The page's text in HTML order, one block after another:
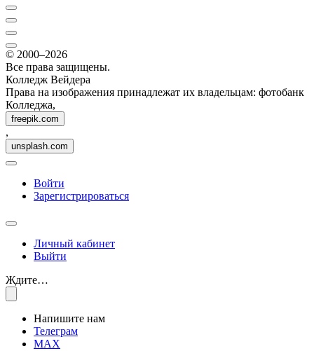
© 2000–2026
Все права защищены.
Колледж Вейдера
Права на изображения принадлежат их владельцам: фотобанк
Колледжа,
freepik.com
,
unsplash.com
Войти
Зарегистрироваться
Личный кабинет
Выйти
Ждите…
Напишите нам
Телеграм
MAX